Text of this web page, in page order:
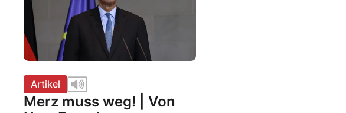
Artikel
Merz muss weg! | Von